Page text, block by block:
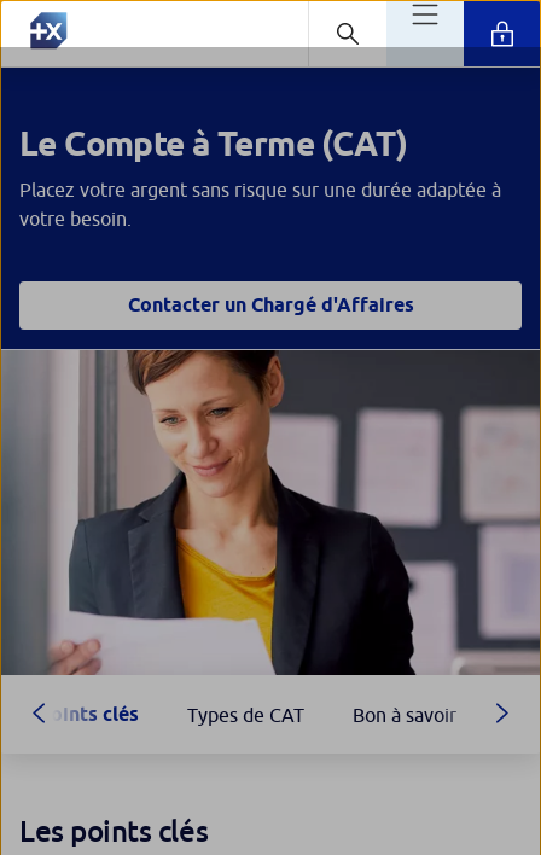
Le Compte à Terme (CAT)
Placez votre argent sans risque sur une durée adaptée à
votre besoin.
Contacter un Chargé d'Affaires
Points clés Types de CAT Bon à savoir
Les points clés